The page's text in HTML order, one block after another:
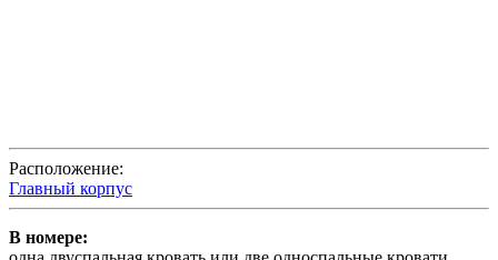
Расположение:
Главный корпус
В номере: